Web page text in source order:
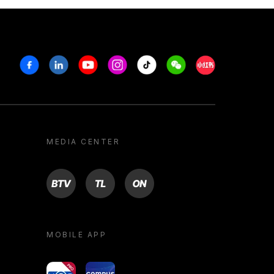
FacebookLinkedinYoutubeInstagram
Tiktok WeechatXiaohongshu/
MEDIA CENTER
BTV TL ON
MOBILE APP
yoU@B Campus VR